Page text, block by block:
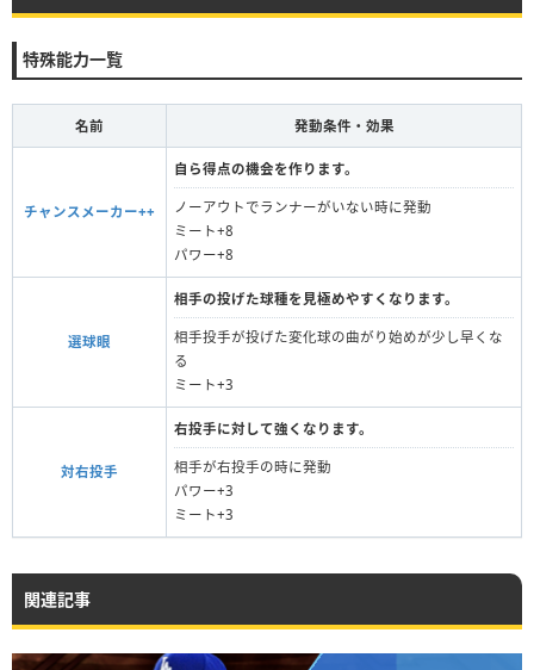
特殊能力一覧
名前 発動条件・効果
チャンスメーカー++
自ら得点の機会を作ります。
ノーアウトでランナーがいない時に発動
ミート+8
パワー+8
選球眼
相手の投げた球種を見極めやすくなります。
相手投手が投げた変化球の曲がり始めが少し早くな
る
ミート+3
対右投手
右投手に対して強くなります。
相手が右投手の時に発動
パワー+3
ミート+3
関連記事